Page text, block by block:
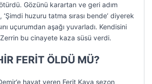
Gözünü karartan ve geri adım
huzuru tatma sırası bende’ diyerek
uçurumdan aşağı yuvarladı. Kendisini
bu cinayete kaza süsü verdi.
FERİT ÖLDÜ MÜ?
hayat veren Ferit Kaya sezon